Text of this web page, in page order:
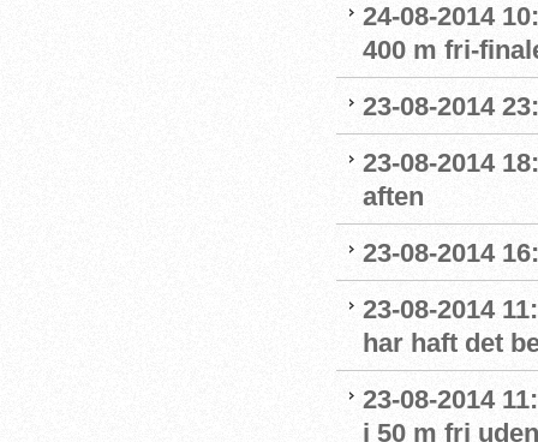
24-08-2014
400 m fri-
23-08-2014
23-08-2014
aften
23-08-2014
23-08-2014
har haft det
23-08-2014
i 50 m fri